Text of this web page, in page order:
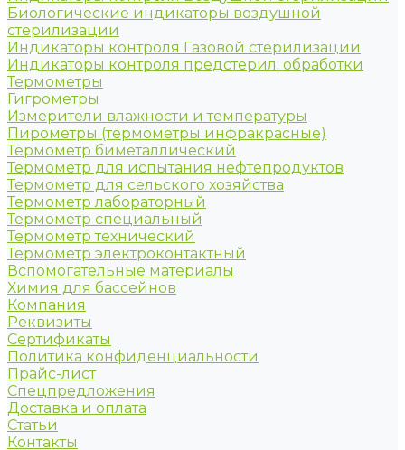
Биологические индикаторы воздушной
стерилизации
Индикаторы контроля Газовой стерилизации
Индикаторы контроля предстерил. обработки
Термометры
Гигрометры
Измерители влажности и температуры
Пирометры (термометры инфракрасные)
Термометр биметаллический
Термометр для испытания нефтепродуктов
Термометр для сельского хозяйства
Термометр лабораторный
Термометр специальный
Термометр технический
Термометр электроконтактный
Вспомогательные материалы
Химия для бассейнов
Компания
Реквизиты
Сертификаты
Политика конфиденциальности
Прайс-лист
Спецпредложения
Доставка и оплата
Статьи
Контакты